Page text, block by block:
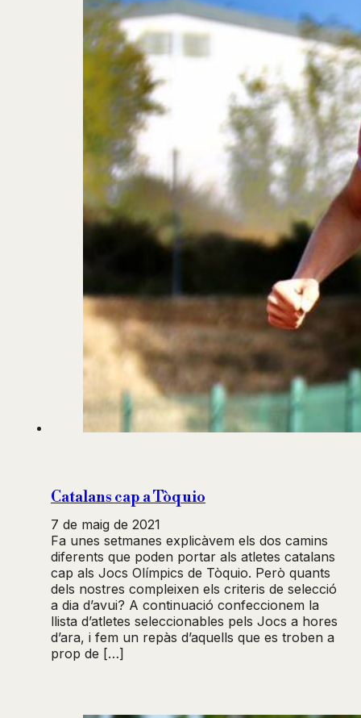
Catalans cap a Tòquio
7 de maig de 2021
Fa unes setmanes explicàvem els dos camins
diferents que poden portar als atletes catalans
cap als Jocs Olímpics de Tòquio. Però quants
dels nostres compleixen els criteris de selecció
a dia d’avui? A continuació confeccionem la
llista d’atletes seleccionables pels Jocs a hores
d’ara, i fem un repàs d’aquells que es troben a
prop de […]